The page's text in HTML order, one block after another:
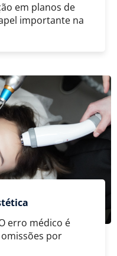
em planos de
importante na
erro médico é
por